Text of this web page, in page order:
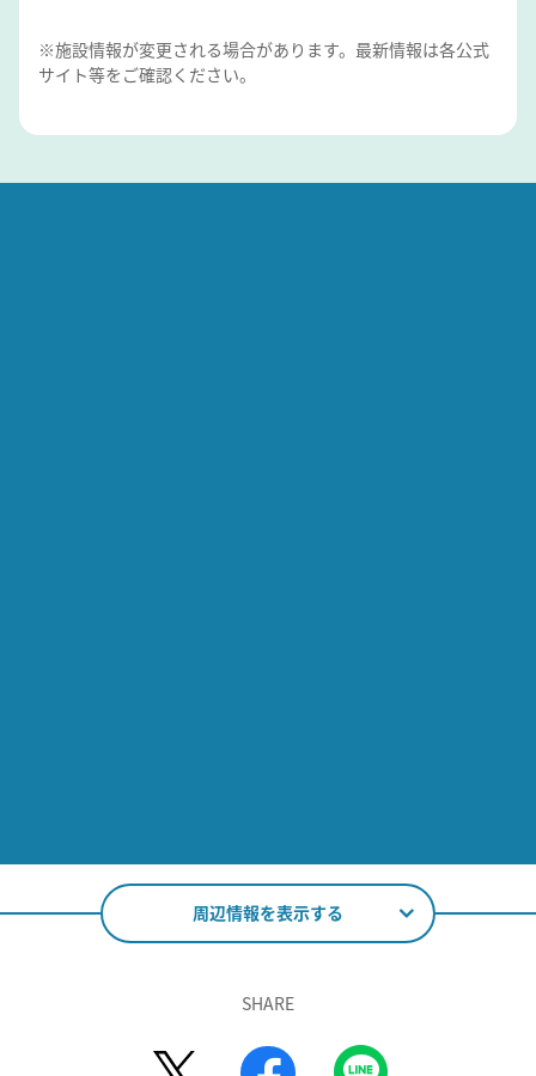
※施設情報が変更される場合があります。最新情報は各公式
サイト等をご確認ください。
周辺情報を表示する
SHARE